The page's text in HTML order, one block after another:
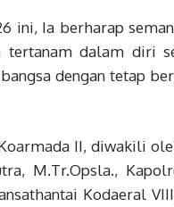
ini, Ia berharap
dalam diri
dengan tetap
II, diwakili
M.Tr.Opsla.,
Kodaeral